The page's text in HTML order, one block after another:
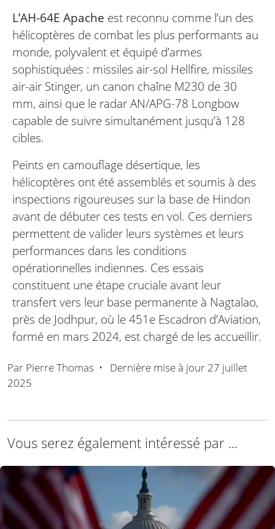
L’AH-64E Apache est reconnu comme l’un des
hélicoptères de combat les plus performants au
monde, polyvalent et équipé d’armes
sophistiquées : missiles air-sol Hellfire, missiles
air-air Stinger, un canon chaîne M230 de 30
mm, ainsi que le radar AN/APG-78 Longbow
capable de suivre simultanément jusqu’à 128
cibles.
Peints en camouflage désertique, les
hélicoptères ont été assemblés et soumis à des
inspections rigoureuses sur la base de Hindon
avant de débuter ces tests en vol. Ces derniers
permettent de valider leurs systèmes et leurs
performances dans les conditions
opérationnelles indiennes. Ces essais
constituent une étape cruciale avant leur
transfert vers leur base permanente à Nagtalao,
près de Jodhpur, où le 451e Escadron d’Aviation,
formé en mars 2024, est chargé de les accueillir.
Par Pierre Thomas • Dernière mise à jour 27 juillet
2025
Vous serez également intéressé par ...